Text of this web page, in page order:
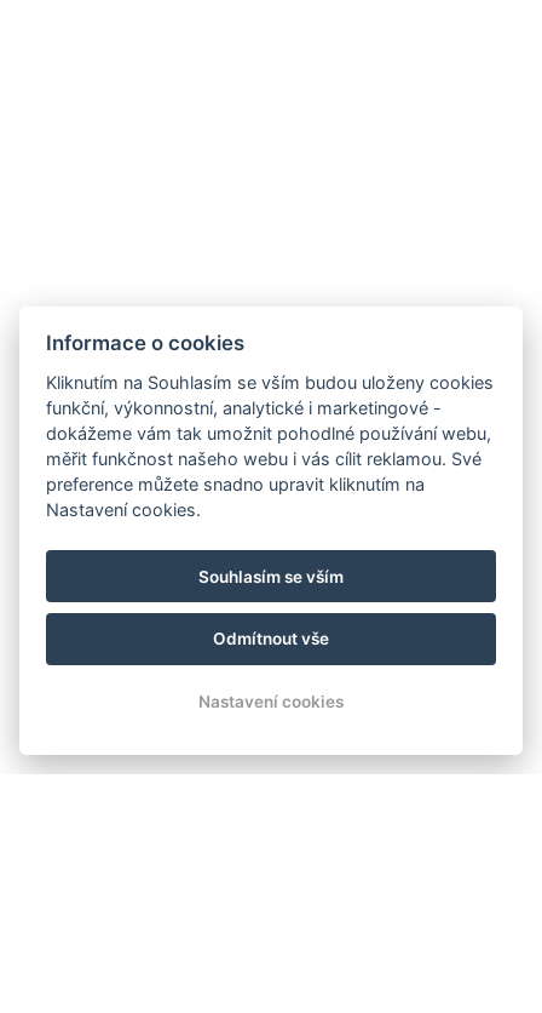
Informace o cookies
Kliknutím na Souhlasím se vším budou uloženy cookies
funkční, výkonnostní, analytické i marketingové -
dokážeme vám tak umožnit pohodlné používání webu,
měřit funkčnost našeho webu i vás cílit reklamou. Své
preference můžete snadno upravit kliknutím na
Nastavení cookies.
Souhlasím se vším
Odmítnout vše
Nastavení cookies